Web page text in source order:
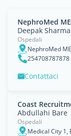
NephroMed
Deepak Sharma
Ospedali
254708787878
Contattaci
Coast
Abdullahi Bare
Ospedali
Medical City 1,